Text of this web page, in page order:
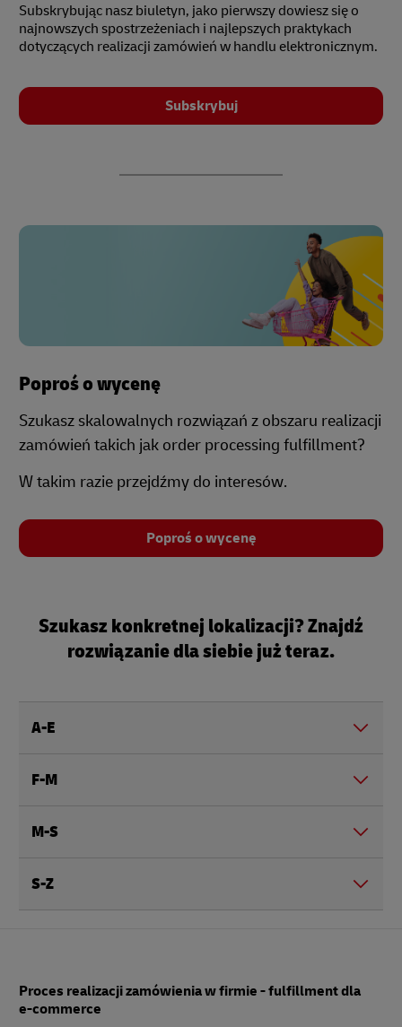
Subskrybując nasz biuletyn, jako pierwszy dowiesz się o
najnowszych spostrzeżeniach i najlepszych praktykach
dotyczących realizacji zamówień w handlu elektronicznym.
Subskrybuj
Poproś o wycenę
Szukasz skalowalnych rozwiązań z obszaru realizacji
zamówień takich jak order processing fulfillment?
W takim razie przejdźmy do interesów.
Poproś o wycenę
Szukasz konkretnej lokalizacji? Znajdź
rozwiązanie dla siebie już teraz.
A-E
F-M
M-S
S-Z
Proces realizacji zamówienia w firmie - fulfillment dla
e-commerce